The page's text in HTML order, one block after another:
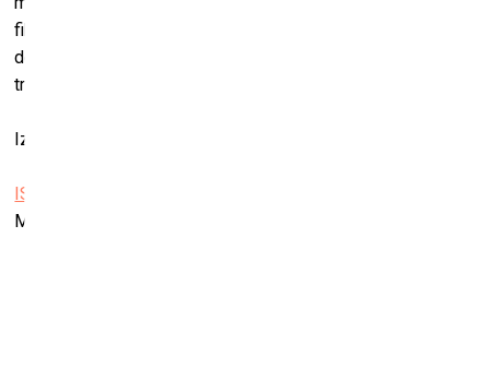
fiksētie fotodarbi skatītājam atklāj perspektīvu, kas caur
dejotāju performatīvo praksi ļauj saskatīt alternatīvu
tradicionālajai vīrieša ķermeņa uztverei.
Izstādes kuratore ir Iveta Gabaliņa.
ISSP galerija
Marijas iela 13 k-3, Berga Bazārs, Rīga